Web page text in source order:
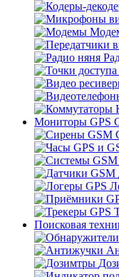
Мониторы GPS
Поисковая